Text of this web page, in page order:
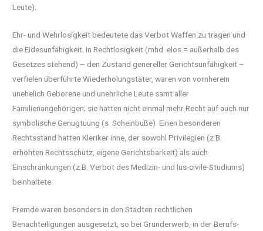
Leute).
Ehr- und Wehrlosigkeit bedeutete das Verbot Waffen zu tragen und
die Eidesunfähigkeit. In Rechtlosigkeit (mhd. elos = außerhalb des
Gesetzes stehend) – den Zustand genereller Gerichtsunfähigkeit –
verfielen überführte Wiederholungstäter, waren von vornherein
unehelich Geborene und unehrliche Leute samt aller
Familienangehörigen; sie hatten nicht einmal mehr Recht auf auch nur
symbolische Genugtuung (s. Scheinbuße). Einen besonderen
Rechtsstand hatten Kleriker inne, der sowohl Privilegien (z.B.
erhöhten Rechtsschutz, eigene Gerichtsbarkeit) als auch
Einschränkungen (z.B. Verbot des Medizin- und Ius-civile-Studiums)
beinhaltete.
Fremde waren besonders in den Städten rechtlichen
Benachteiligungen ausgesetzt, so bei Grunderwerb, in der Berufs-